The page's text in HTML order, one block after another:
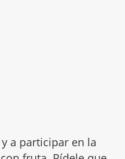
a participar en la